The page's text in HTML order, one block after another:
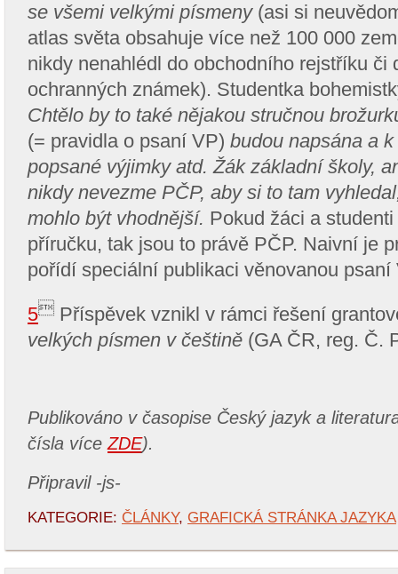
se všemi velkými písmeny(asi si
atlas světa obsahuje více než 100 000
nikdy nenahlédl do obchodního rejstříku či
ochranných známek). Studentka
Chtělo by to také nějakou stručnou
(= pravidla o psaní VP) budou napsána a
popsané výjimky atd. Žák základní školy,
nikdy nevezme PČP, aby si to tam
mohlo být vhodnější. Pokud žáci a
příručku, tak jsou to právě PČP. Naivní je
pořídí speciální publikaci věnovanou psaní
5 Příspěvek vznikl v rámci řešení
velkých písmen v češtině (GA ČR, reg. Č.
Publikováno v časopise Český jazyk a
čísla více ZDE).
Připravil -js-
KATEGORIE: ČLÁNKY, GRAFICKÁ STRÁNKA JAZYKA